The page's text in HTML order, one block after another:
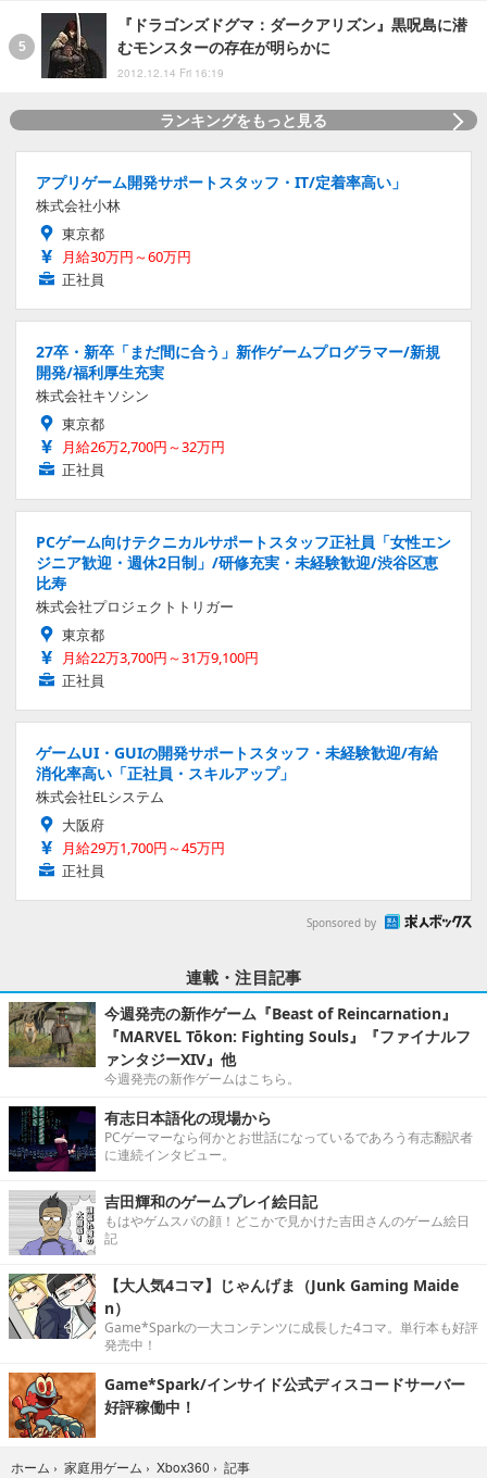
『ドラゴンズドグマ：ダークアリズン』黒呪島に潜
むモンスターの存在が明らかに
2012.12.14 Fri 16:19
ランキングをもっと見る
アプリゲーム開発サポートスタッフ・IT/定着率高い」
株式会社小林
東京都
月給30万円～60万円
正社員
27卒・新卒「まだ間に合う」新作ゲームプログラマー/新規
開発/福利厚生充実
株式会社キソシン
東京都
月給26万2,700円～32万円
正社員
PCゲーム向けテクニカルサポートスタッフ正社員「女性エン
ジニア歓迎・週休2日制」/研修充実・未経験歓迎/渋谷区恵
比寿
株式会社プロジェクトトリガー
東京都
月給22万3,700円～31万9,100円
正社員
ゲームUI・GUIの開発サポートスタッフ・未経験歓迎/有給
消化率高い「正社員・スキルアップ」
株式会社ELシステム
大阪府
月給29万1,700円～45万円
正社員
Sponsored by
連載・注目記事
今週発売の新作ゲーム『Beast of Reincarnation』
『MARVEL Tōkon: Fighting Souls』『ファイナルフ
ァンタジーXIV』他
今週発売の新作ゲームはこちら。
有志日本語化の現場から
PCゲーマーなら何かとお世話になっているであろう有志翻訳者
に連続インタビュー。
吉田輝和のゲームプレイ絵日記
もはやゲムスパの顔！どこかで見かけた吉田さんのゲーム絵日
記
【大人気4コマ】じゃんげま（Junk Gaming Maide
n）
Game*Sparkの一大コンテンツに成長した4コマ。単行本も好評
発売中！
Game*Spark/インサイド公式ディスコードサーバー
好評稼働中！
ホーム › 家庭用ゲーム › Xbox360 › 記事